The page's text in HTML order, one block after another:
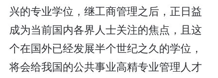
兴的专业学位，继工商管理之后，正日益
成为当前国内各界人士关注的焦点，且这
个在国外已经发展半个世纪之久的学位，
将会给我国的公共事业高精专业管理人才